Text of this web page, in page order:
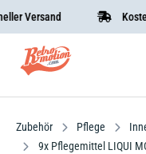
Versand
Zubehör Pflege
9x Pflegemittel LIQUI